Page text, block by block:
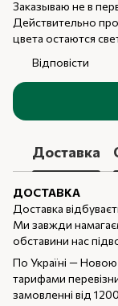
Заказываю не в
Действительно
цвета остаются
Відповісти
Доставка
ДОСТАВКА
Доставка
Ми завжди
обставини нас
По Україні —
тарифами
замовленні від